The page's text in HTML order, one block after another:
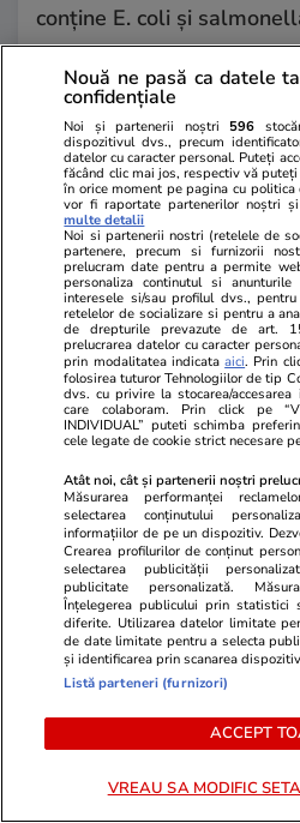
conține E. coli și
Lifestyle
Cum se face cafeaua la
franceză – cum
care sunt avantajele
Lifestyle
Combinaţii răcoritoare de
cu fructe şi plante aromatice
pentru vară
Lifestyle
să umpli casa de fum
Nouă ne pasă ca datele
confidențiale
Noi și partenerii noștri 596
dispozitivul dvs., precum
datelor cu caracter personal. Puteți
făcând clic mai jos, respectiv vă
în orice moment pe pagina cu
vor fi raportate partenerilor noștri
multe detalii
Noi si partenerii nostri (retelele de
partenere, precum si furnizorii
prelucram date pentru a permite
personaliza continutul si
interesele si/sau profilul dvs.,
retelelor de socializare si pentru a
de drepturile prevazute de art.
prelucrarea datelor cu caracter
prin modalitatea indicataaici. Prin
folosirea tuturor Tehnologiilor de tip
dvs. cu privire la stocarea/
care colaboram. Prin click pe
INDIVIDUAL” puteti schimba
cele legate de cookie strict necesare
Atât noi, cât și partenerii noștri
Măsurarea performanței
selectarea conținutului
informațiilor de pe un dispozitiv.
Crearea profilurilor de conținut
selectarea publicității
publicitate personalizată.
Înțelegerea publicului prin
diferite. Utilizarea datelor limitate
de date limitate pentru a selecta
și identificarea prin scanarea
Listă parteneri (furnizori)
ACCEPT
VREAU SA MODIFIC